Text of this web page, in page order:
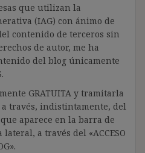
que utilizan la
(IAG) con ánimo de
contenido de terceros sin
de autor, me ha
del blog únicamente
GRATUITA y tramitarla
través, indistintamente, del
que aparece en la barra de
a través del «ACCESO